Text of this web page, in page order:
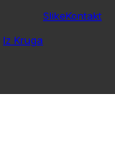
Iz Kruga
SlikeKontakt